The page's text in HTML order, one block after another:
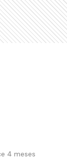
4 meses